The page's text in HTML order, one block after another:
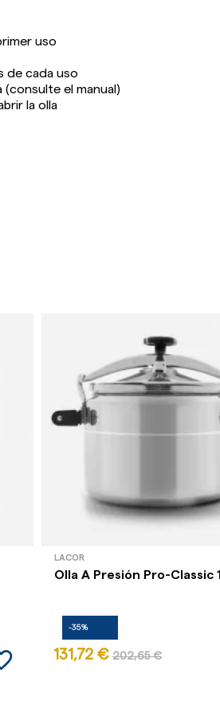
uso
de cada uso
el manual)
la olla
LACOR
Olla A Presión Pro-Classic
-35%
131,72 € 202,65 €